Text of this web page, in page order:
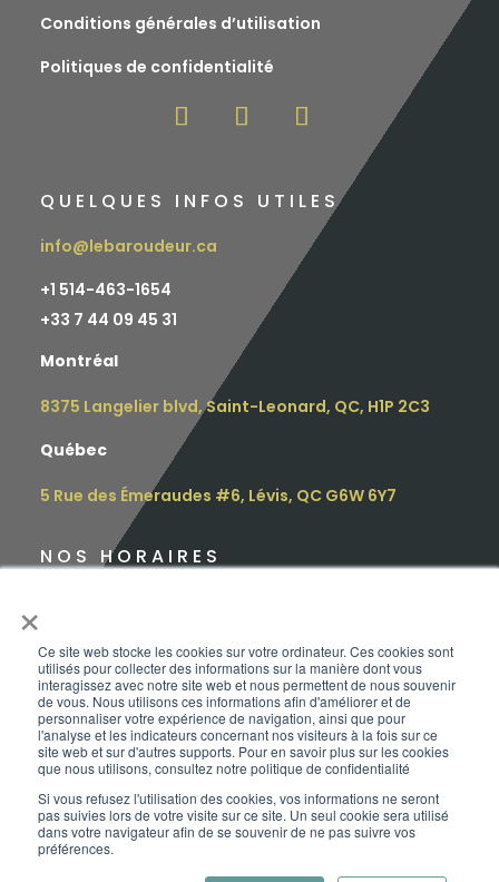
×
Ce site web stocke les cookies sur votre ordinateur. Ces cookies sont
utilisés pour collecter des informations sur la manière dont vous
interagissez avec notre site web et nous permettent de nous souvenir
de vous. Nous utilisons ces informations afin d'améliorer et de
personnaliser votre expérience de navigation, ainsi que pour
l'analyse et les indicateurs concernant nos visiteurs à la fois sur ce
site web et sur d'autres supports. Pour en savoir plus sur les cookies
que nous utilisons, consultez notre politique de confidentialité
Si vous refusez l'utilisation des cookies, vos informations ne seront
pas suivies lors de votre visite sur ce site. Un seul cookie sera utilisé
dans votre navigateur afin de se souvenir de ne pas suivre vos
préférences.
Conditions générales d’utilisation
Politiques de confidentialité
QUELQUES INFOS UTILES
info@lebaroudeur.ca
+1 514-463-1654
+33 7 44 09 45 31
Montréal
8375 Langelier blvd, Saint-Leonard, QC, H1P 2C3
Québec
5 Rue des Émeraudes #6, Lévis, QC G6W 6Y7
NOS HORAIRES
Mardi : 9h – 16h30
Mercredi : 12h – 17h
Jeudi : 10h – 18h
Vendredi : 9h – 15h
Samedi :sur rendez-vous